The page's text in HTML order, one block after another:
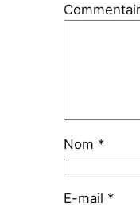
Nom *
E-mail *